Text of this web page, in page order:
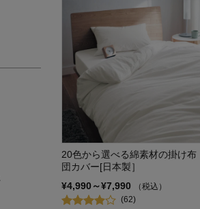
20色から選べる綿素材の掛け布
団カバー[日本製］
¥4,990～¥7,990
（税込）
(62)